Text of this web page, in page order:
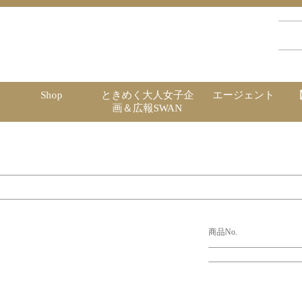
Shop
ときめく大人女子企
画＆広報SWAN
エージェント
商品No.